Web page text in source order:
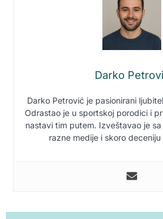
Darko
Darko Petrović je pasionirani
Odrastao je u sportskoj porodici i
nastavi tim putem. Izveštavao je
razne medije i skoro